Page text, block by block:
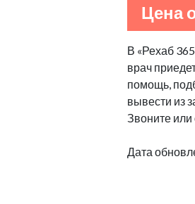
Цена
В «Рехаб
врач
помощь,
вывести из
Звоните или
Дата